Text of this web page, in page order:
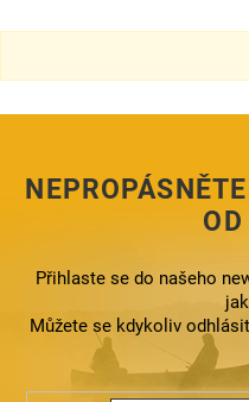
Přihlaste se do našeho
Můžete se kdykoliv